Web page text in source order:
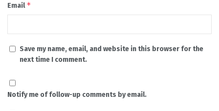
Email*
Save my name, email, and website in this browser for the
next time I comment.
Notify me of follow-up comments by email.